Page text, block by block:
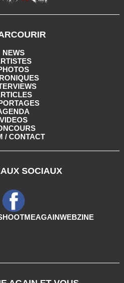
NEWS
VIDEOS
/ CONTACT
SOCIAUX